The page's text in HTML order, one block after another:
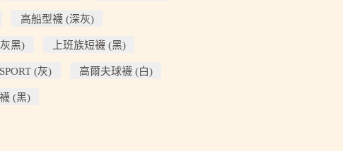
高船型襪 (深灰)
黑) 上班族短襪 (黑)
(灰) 高爾夫球襪 (白)
(黑)